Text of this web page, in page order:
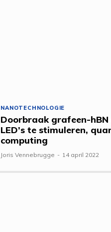
NANOTECHNOLOGIE
Doorbraak grafeen-hBN
LED’s te stimuleren,
computing
Joris Vennebrugge - 14 april 2022